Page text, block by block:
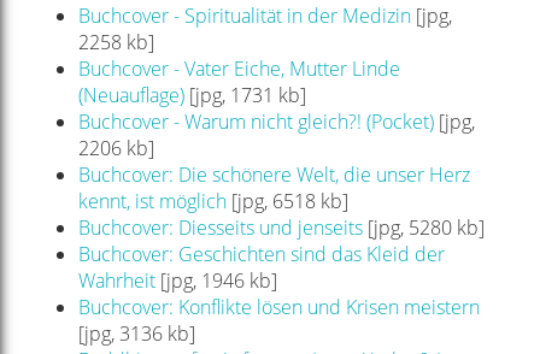
Buchcover - Spiritualität in der Medizin[jpg,
2258 kb]
Buchcover - Vater Eiche, Mutter Linde
(Neuauflage)[jpg, 1731 kb]
Buchcover - Warum nicht gleich?! (Pocket)[jpg,
2206 kb]
Buchcover: Die schönere Welt, die unser Herz
kennt, ist möglich[jpg, 6518 kb]
Buchcover: Diesseits und jenseits[jpg, 5280 kb]
Buchcover: Geschichten sind das Kleid der
Wahrheit[jpg, 1946 kb]
Buchcover: Konflikte lösen und Krisen meistern
[jpg, 3136 kb]